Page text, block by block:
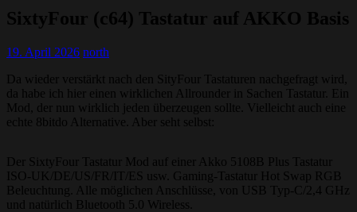
SixtyFour (c64) Tastatur auf AKKO Basis
19. April 2026 north
Da wieder verstärkt nach den SityFour Tastaturen nachgefragt wird,
da habe ich hier einen wirklichen Allrounder in Sachen Tastatur. Ein
Mod, der nun wirklich jeden überzeugen sollte. Vielleicht auch eine
echte 8bitdo Alternative. Aber seht selbst:
Der SixtyFour Tastatur Mod auf einer Akko 5108B Plus Tastatur
ISO-UK/DE/US/FR/IT/ES usw. Gaming-Tastatur Hot Swap RGB
Beleuchtung. Alle möglichen Anschlüsse, von USB Typ-C/2,4 GHz
und natürlich Bluetooth 5.0 Wireless.